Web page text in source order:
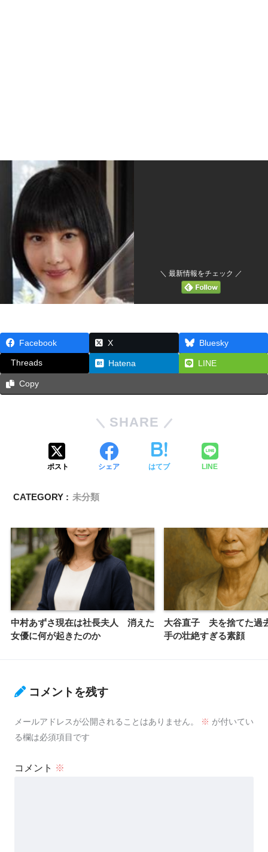
＼ 最新情報をチェック ／
Facebook X Bluesky
Threads Hatena LINE
Copy
SHARE
ポスト シェア はてブ LINE
CATEGORY : 未分類
中村あずさ現在は社長夫人 消えた
女優に何が起きたのか
大谷直子 夫を捨てた過
手の壮絶すぎる素顔
コメントを残す
メールアドレスが公開されることはありません。 ※ が付いてい
る欄は必須項目です
コメント ※